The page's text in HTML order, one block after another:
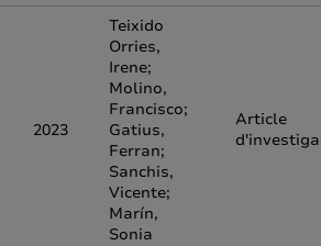
2023
Teixido
Orries,
Irene;
Molino,
Francisco;
Gatius,
Ferran;
Sanchis,
Vicente;
Marín,
Sonia
Article